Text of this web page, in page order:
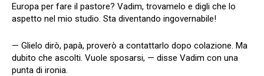
Europa per fare il pastore? Vadim, trovamelo e digli che lo
aspetto nel mio studio. Sta diventando ingovernabile!
— Glielo dirò, papà, proverò a contattarlo dopo colazione. Ma
dubito che ascolti. Vuole sposarsi, — disse Vadim con una
punta di ironia.